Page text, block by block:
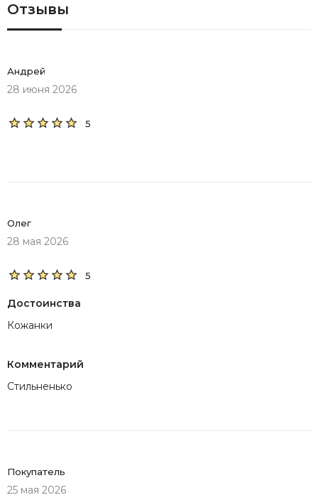
Отзывы
Андрей
28 июня 2026
5
Олег
28 мая 2026
5
Достоинства
Кожанки
Комментарий
Стильненько
Покупатель
25 мая 2026